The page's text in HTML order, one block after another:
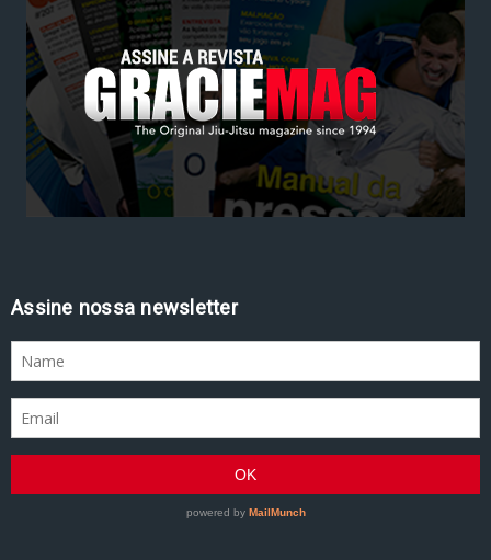
Assine nossa newsletter